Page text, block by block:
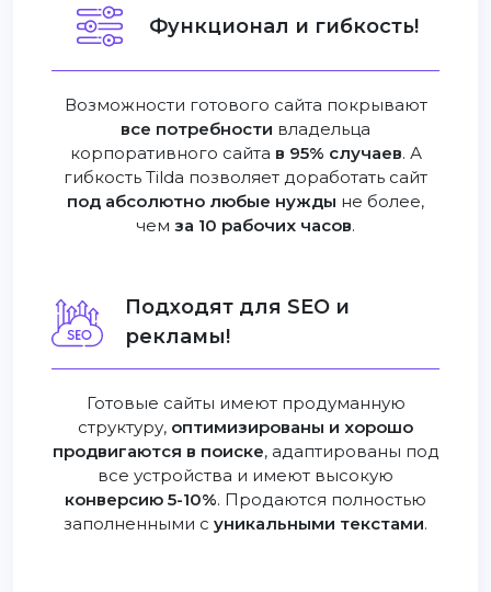
Функционал и гибкость!
Возможности готового сайта покрывают
все потребности владельца
корпоративного сайта в 95% случаев. А
гибкость Tilda позволяет доработать сайт
под абсолютно любые нужды не более,
чем за 10 рабочих часов.
Подходят для SEO и
рекламы!
Готовые сайты имеют продуманную
структуру, оптимизированы и хорошо
продвигаются в поиске, адаптированы под
все устройства и имеют высокую
конверсию 5-10%. Продаются полностью
заполненными с уникальными текстами.